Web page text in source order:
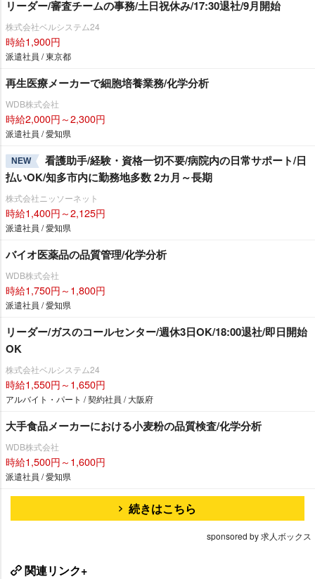
リーダー/審査チームの事務/土日祝休み/17:30退社/9月開始
株式会社ベルシステム24
時給1,900円
派遣社員 / 東京都
再生医療メーカーで細胞培養業務/化学分析
WDB株式会社
時給2,000円～2,300円
派遣社員 / 愛知県
NEW
看護助手/経験・資格一切不要/病院内の日常サポート/日
払いOK/知多市内に勤務地多数 2カ月～長期
株式会社ニッソーネット
時給1,400円～2,125円
派遣社員 / 愛知県
バイオ医薬品の品質管理/化学分析
WDB株式会社
時給1,750円～1,800円
派遣社員 / 愛知県
リーダー/ガスのコールセンター/週休3日OK/18:00退社/即日開始
OK
株式会社ベルシステム24
時給1,550円～1,650円
アルバイト・パート / 契約社員 / 大阪府
大手食品メーカーにおける小麦粉の品質検査/化学分析
WDB株式会社
時給1,500円～1,600円
派遣社員 / 愛知県
続きはこちら
sponsored by 求人ボックス
関連リンク+